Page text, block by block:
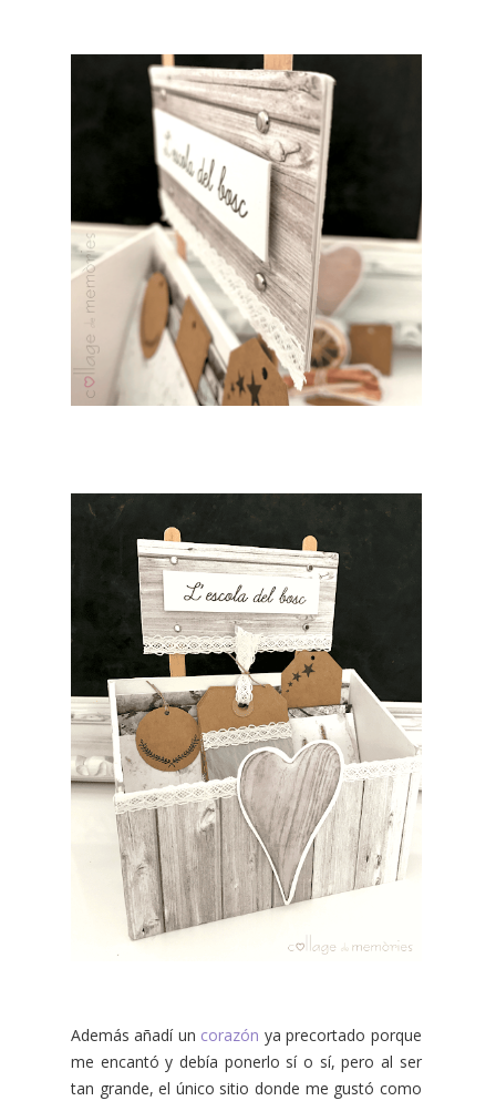
Además añadí un corazón ya precortado porque
me encantó y debía ponerlo sí o sí, pero al ser
tan grande, el único sitio donde me gustó como